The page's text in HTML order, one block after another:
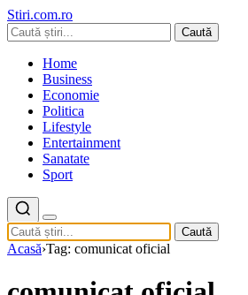
Stiri.com.ro
Caută
Home
Business
Economie
Politica
Lifestyle
Entertainment
Sanatate
Sport
Caută
Acasă›Tag: comunicat oficial